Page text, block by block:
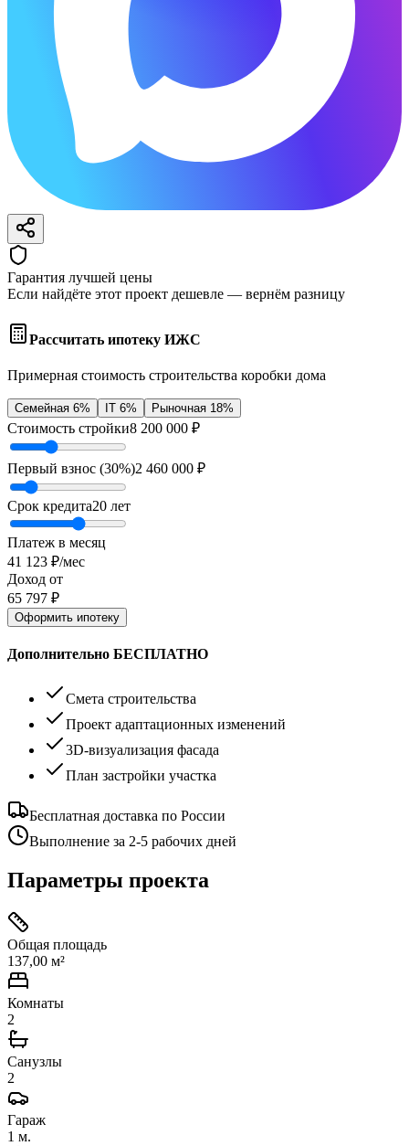
Гарантия лучшей цены
Если найдёте этот проект дешевле — вернём разницу
Рассчитать ипотеку ИЖС
Примерная стоимость строительства коробки дома
Семейная 6% IT 6% Рыночная 18%
Стоимость стройки8 200 000 ₽
Первый взнос (30%)2 460 000 ₽
Срок кредита20 лет
Платеж в месяц
41 123 ₽/мес
Доход от
65 797 ₽
Оформить ипотеку
Дополнительно БЕСПЛАТНО
Смета строительства
Проект адаптационных изменений
3D-визуализация фасада
План застройки участка
Бесплатная доставка по России
Выполнение за 2-5 рабочих дней
Параметры проекта
Общая площадь
137,00 м²
Комнаты
2
Санузлы
2
Гараж
1 м.